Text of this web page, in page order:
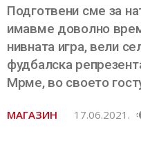
Подготвени сме за
имавме доволно
нивната игра, вели
фудбалска
Мрме, во своето
МАГАЗИН 17.06.2021.